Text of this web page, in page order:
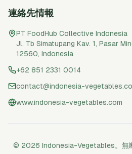
連絡先情報
PT FoodHub Collective Indonesia
Jl. Tb Simatupang Kav. 1, Pasar
12560, Indonesia
+62 851 2331 0014
contact@indonesia-
www.indonesia-vegetables.com
© 2026 Indonesia-Vegetables。無